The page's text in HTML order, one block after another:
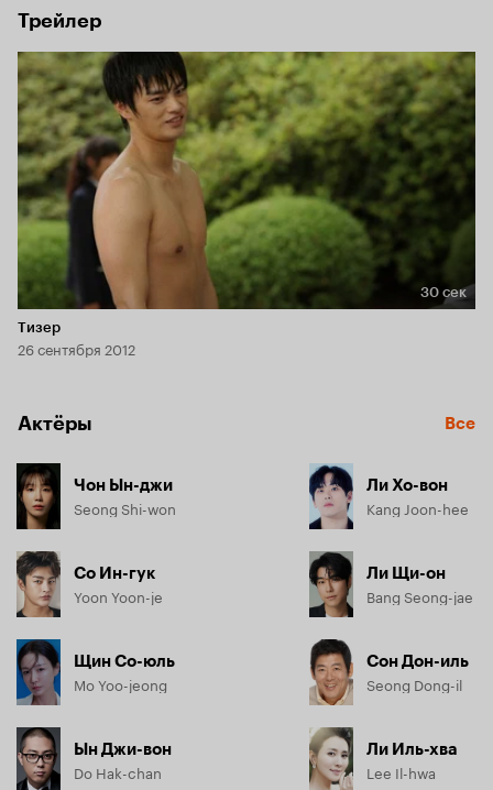
Трейлер
Длительность 30 сек
30 сек
Тизер
26 сентября 2012
Актёры Все
Чон Ын-джи
Seong Shi-won
Со Ин-гук
Yoon Yoon-je
Щин Со-юль
Mo Yoo-jeong
Ын Джи-вон
Do Hak-chan
Ли Хо-вон
Kang Joon-hee
Ли Щи-он
Bang Seong-jae
Сон Дон-иль
Seong Dong-il
Ли Иль-хва
Lee Il-hwa